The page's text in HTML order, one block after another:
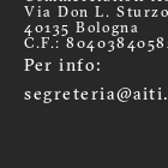
Via Don L.
40135 Bologna
C.F.:
Per info: